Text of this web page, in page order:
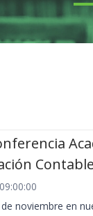
noviembre en